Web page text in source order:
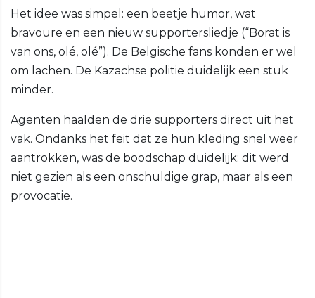
Het idee was simpel: een beetje humor, wat
bravoure en een nieuw supportersliedje (“Borat is
van ons, olé, olé”). De Belgische fans konden er wel
om lachen. De Kazachse politie duidelijk een stuk
minder.
Agenten haalden de drie supporters direct uit het
vak. Ondanks het feit dat ze hun kleding snel weer
aantrokken, was de boodschap duidelijk: dit werd
niet gezien als een onschuldige grap, maar als een
provocatie.